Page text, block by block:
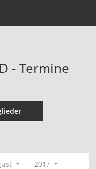
- Termine
2017